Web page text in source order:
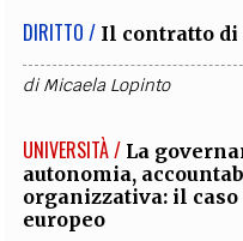
DIRITTO / Il contratto
diMicaela Lopinto
UNIVERSITÀ / La
autonomia,
organizzativa: il
europeo